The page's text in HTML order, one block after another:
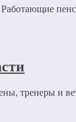
тренеры и